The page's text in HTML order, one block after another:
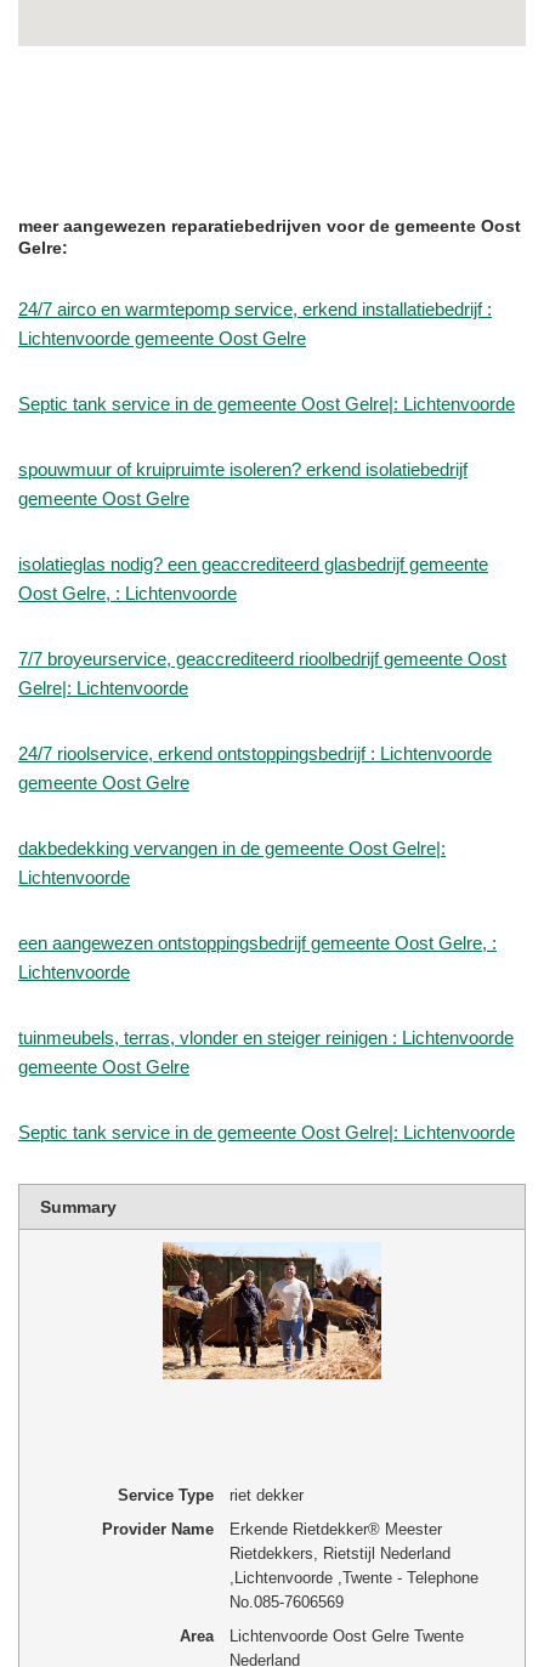
meer aangewezen reparatiebedrijven voor de gemeente Oost
Gelre:
24/7 airco en warmtepomp service, erkend installatiebedrijf :
Lichtenvoorde gemeente Oost Gelre
Septic tank service in de gemeente Oost Gelre|: Lichtenvoorde
spouwmuur of kruipruimte isoleren? erkend isolatiebedrijf
gemeente Oost Gelre
isolatieglas nodig? een geaccrediteerd glasbedrijf gemeente
Oost Gelre, : Lichtenvoorde
7/7 broyeurservice, geaccrediteerd rioolbedrijf gemeente Oost
Gelre|: Lichtenvoorde
24/7 rioolservice, erkend ontstoppingsbedrijf : Lichtenvoorde
gemeente Oost Gelre
dakbedekking vervangen in de gemeente Oost Gelre|:
Lichtenvoorde
een aangewezen ontstoppingsbedrijf gemeente Oost Gelre, :
Lichtenvoorde
tuinmeubels, terras, vlonder en steiger reinigen : Lichtenvoorde
gemeente Oost Gelre
Septic tank service in de gemeente Oost Gelre|: Lichtenvoorde
Summary
Service Type
riet dekker
Provider Name
Erkende Rietdekker® Meester
Rietdekkers, Rietstijl Nederland
Lichtenvoorde Twente -Telephone
No.085-7606569
Area
Lichtenvoorde Oost Gelre Twente
Nederland